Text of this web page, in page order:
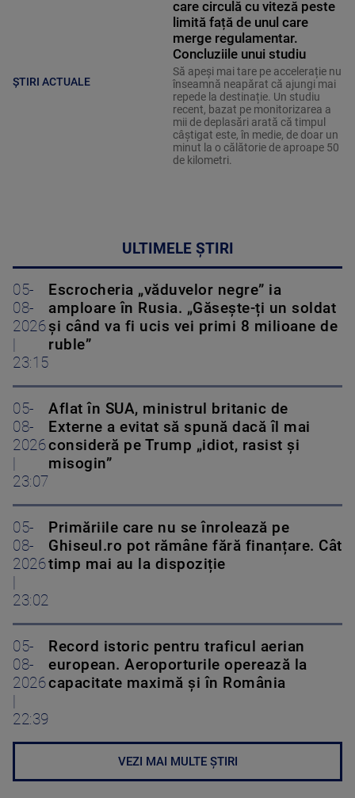
ȘTIRI ACTUALE
care circulă cu viteză peste
limită față de unul care
merge regulamentar.
Concluziile unui studiu
Să apeși mai tare pe accelerație nu
înseamnă neapărat că ajungi mai
repede la destinație. Un studiu
recent, bazat pe monitorizarea a
mii de deplasări arată că timpul
câștigat este, în medie, de doar un
minut la o călătorie de aproape 50
de kilometri.
ULTIMELE ȘTIRI
05-
08-
2026
23:15
Escrocheria „văduvelor negre” ia
amploare în Rusia. „Găsește-ți un soldat
și când va fi ucis vei primi 8 milioane de
ruble”
05-
08-
2026
23:07
Aflat în SUA, ministrul britanic de
Externe a evitat să spună dacă îl mai
consideră pe Trump „idiot, rasist și
misogin”
05-
08-
2026
23:02
Primăriile care nu se înrolează pe
Ghiseul.ro pot rămâne fără finanțare. Cât
timp mai au la dispoziție
05-
08-
2026
22:39
Record istoric pentru traficul aerian
european. Aeroporturile operează la
capacitate maximă și în România
VEZI MAI MULTE ȘTIRI